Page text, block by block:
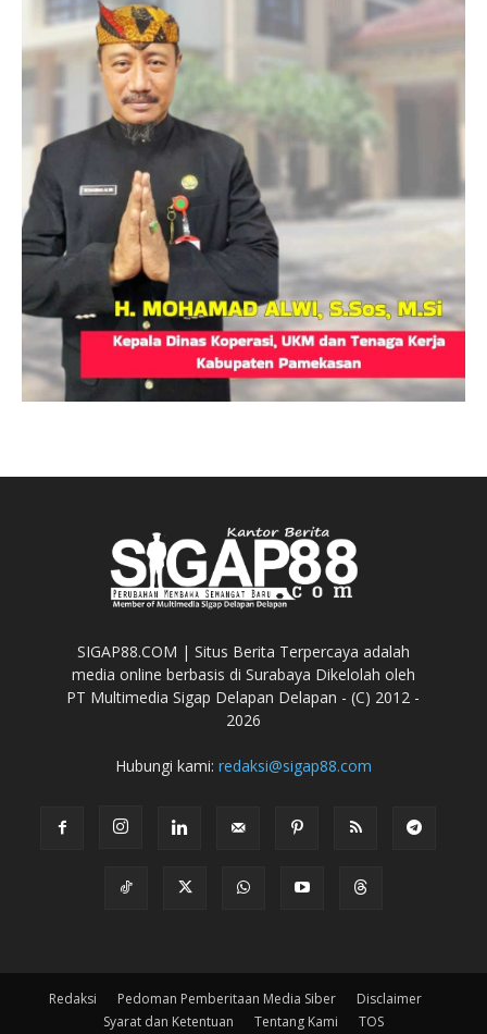
SIGAP88.COM | Situs Berita Terpercaya adalah
media online berbasis di Surabaya Dikelolah oleh
PT Multimedia Sigap Delapan Delapan - (C) 2012 -
2026
Hubungi kami: redaksi@sigap88.com
Redaksi Pedoman Pemberitaan Media Siber
Disclaimer
Syarat dan Ketentuan
Tentang Kami TOS